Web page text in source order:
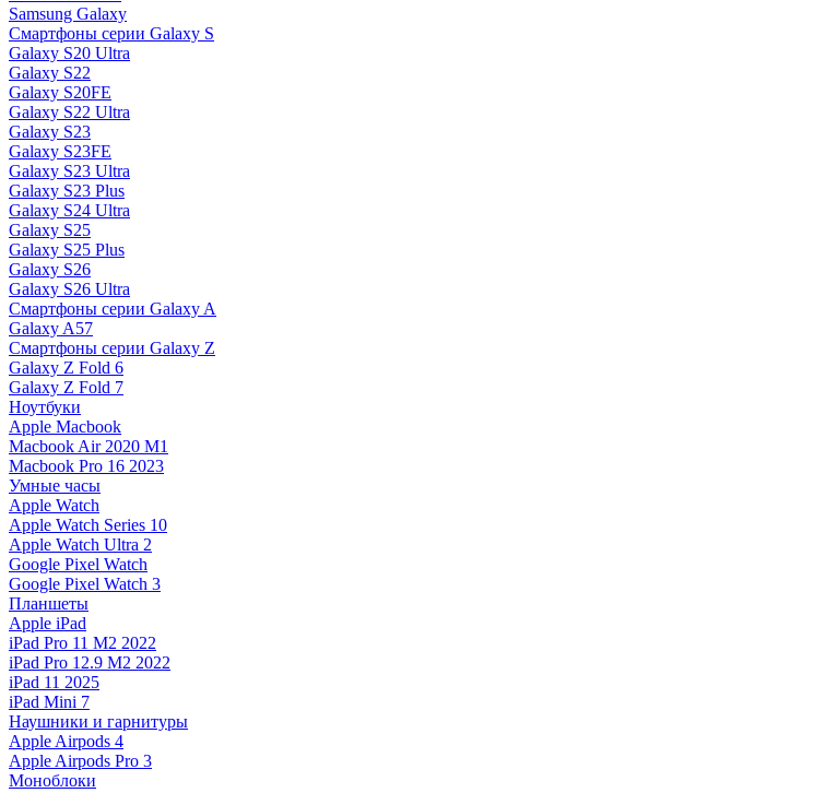
Samsung Galaxy
Смартфоны серии Galaxy S
Galaxy S20 Ultra
Galaxy S22
Galaxy S20FE
Galaxy S22 Ultra
Galaxy S23
Galaxy S23FE
Galaxy S23 Ultra
Galaxy S23 Plus
Galaxy S24 Ultra
Galaxy S25
Galaxy S25 Plus
Galaxy S26
Galaxy S26 Ultra
Смартфоны серии Galaxy A
Galaxy A57
Смартфоны серии Galaxy Z
Galaxy Z Fold 6
Galaxy Z Fold 7
Ноутбуки
Apple Macbook
Macbook Air 2020 M1
Macbook Pro 16 2023
Умные часы
Apple Watch
Apple Watch Series 10
Apple Watch Ultra 2
Google Pixel Watch
Google Pixel Watch 3
Планшеты
Apple iPad
iPad Pro 11 M2 2022
iPad Pro 12.9 M2 2022
iPad 11 2025
iPad Mini 7
Наушники и гарнитуры
Apple Airpods 4
Apple Airpods Pro 3
Моноблоки